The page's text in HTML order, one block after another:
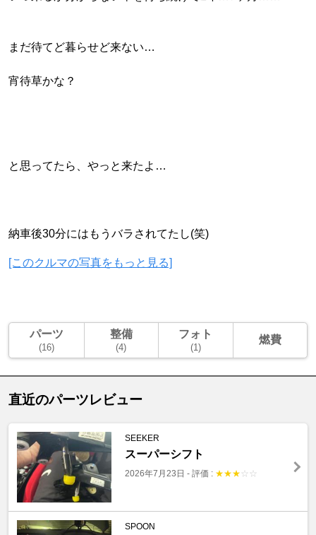
まだ待てど暮らせど来ない…
宵待草かな？
と思ってたら、やっと来たよ…
納車後30分にはもうバラされてたし(笑)
[このクルマの写真をもっと見る]
パーツ
(16)
整備
(4)
フォト
(1)
燃費
直近のパーツレビュー
SEEKER
スーパーシフト
2026年7月23日 - 評価 : ★★★ ☆ ☆
SPOON